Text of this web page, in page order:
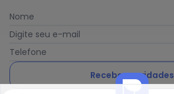
Nome
Digite seu e-mail
Telefone
Receber novidades